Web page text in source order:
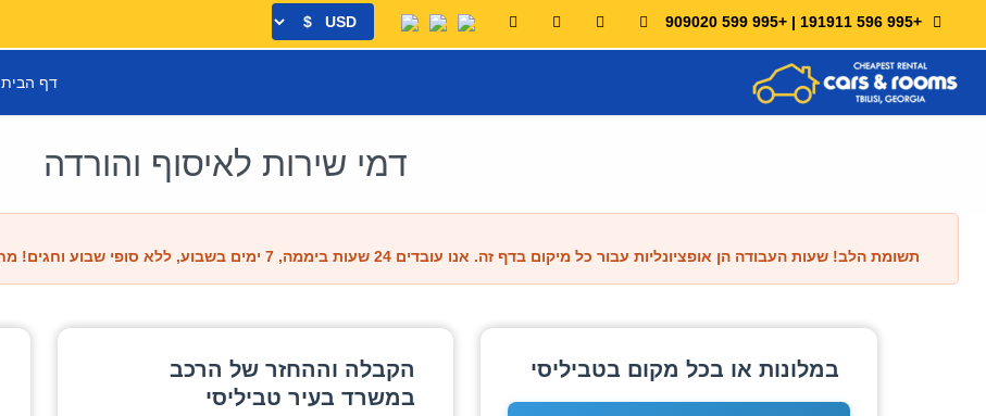
+995 596 191911 | +995 599 909020
דף הבית
דמי שירות לאיסוף והורדה
תשומת הלב! שעות העבודה הן אופציונליות עבור כל מיקום בדף זה. אנו עובדים 24 שעות ביממה, 7 ימים בשבוע, ללא סופי שבוע וחגים! מחירי משלוח והחזרה אינם משתנים בהתאם לשעה ביום!
במלונות או בכל מקום בטביליסי
הקבלה וההחזר של הרכב
במשרד בעיר טביליסי